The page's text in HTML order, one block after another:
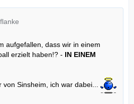
aufgefallen, dass wir in einem
erzielt haben!? - IN EINEM
Sinsheim, ich war dabei...